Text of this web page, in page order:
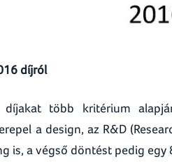
díjról
díjakat több kritérium
a design, az R&D
is, a végső döntést pedig